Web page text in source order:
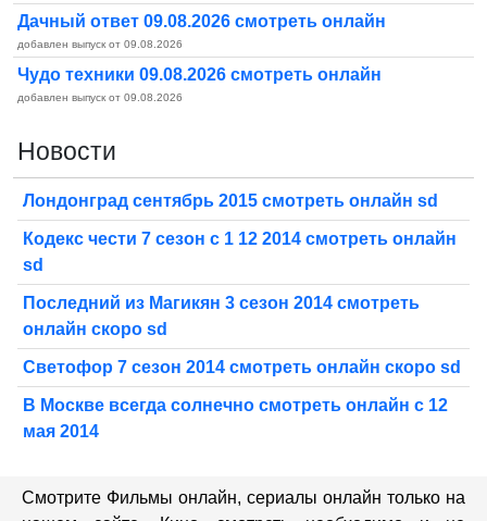
Дачный ответ 09.08.2026 смотреть онлайн
добавлен выпуск от 09.08.2026
Чудо техники 09.08.2026 смотреть онлайн
добавлен выпуск от 09.08.2026
Новости
Лондонград сентябрь 2015 смотреть онлайн sd
Кодекс чести 7 сезон с 1 12 2014 смотреть онлайн
sd
Последний из Магикян 3 сезон 2014 смотреть
онлайн скоро sd
Светофор 7 сезон 2014 смотреть онлайн скоро sd
В Москве всегда солнечно смотреть онлайн с 12
мая 2014
Смотрите Фильмы онлайн, сериалы онлайн только на